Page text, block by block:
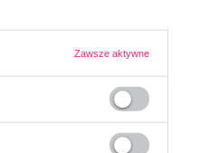
Zawsze aktywne